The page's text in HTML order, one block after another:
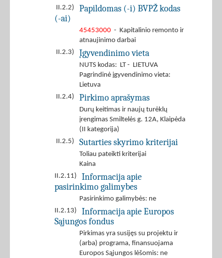
II.2.2)
Papildomas (-i) BVPŽ kodas
(-ai)
45453000 - Kapitalinio remonto ir
atnaujinimo darbai
II.2.3)
Įgyvendinimo vieta
NUTS kodas: LT - LIETUVA
Pagrindinė įgyvendinimo vieta:
Lietuva
II.2.4)
Pirkimo aprašymas
Durų keitimas ir naujų turėklų
įrengimas Smiltelės g. 12A, Klaipėda
(II kategorija)
II.2.5)
Sutarties skyrimo kriterijai
Toliau pateikti kriterijai
Kaina
II.2.11)
Informacija apie
pasirinkimo galimybes
Pasirinkimo galimybės: ne
II.2.13)
Informacija apie Europos
Sąjungos fondus
Pirkimas yra susijęs su projektu ir
(arba) programa, finansuojama
Europos Sąjungos lėšomis: ne